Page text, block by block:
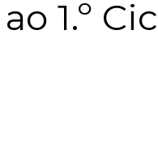
1.º